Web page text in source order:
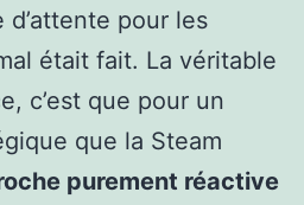
pour les
était fait. La véritable
c’est que pour un
que la Steam
purement réactive